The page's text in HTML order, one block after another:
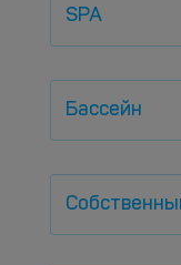
SPA
Бассейн